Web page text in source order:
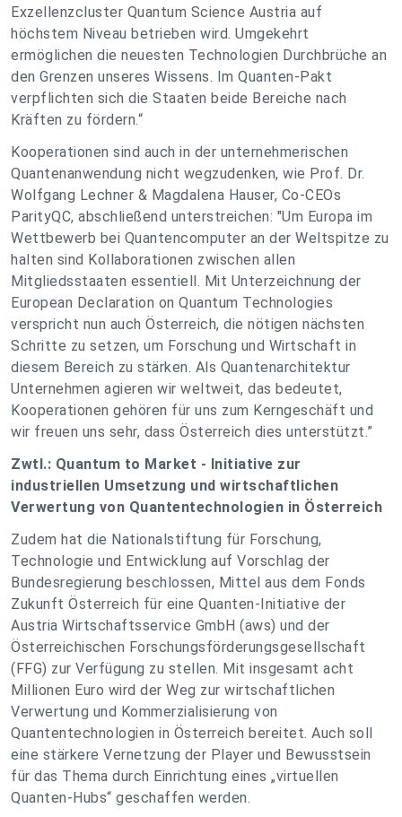
Exzellenzcluster Quantum Science Austria auf
höchstem Niveau betrieben wird. Umgekehrt
ermöglichen die neuesten Technologien Durchbrüche an
den Grenzen unseres Wissens. Im Quanten-Pakt
verpflichten sich die Staaten beide Bereiche nach
Kräften zu fördern.“
Kooperationen sind auch in der unternehmerischen
Quantenanwendung nicht wegzudenken, wie Prof. Dr.
Wolfgang Lechner & Magdalena Hauser, Co-CEOs
ParityQC, abschließend unterstreichen: "Um Europa im
Wettbewerb bei Quantencomputer an der Weltspitze zu
halten sind Kollaborationen zwischen allen
Mitgliedsstaaten essentiell. Mit Unterzeichnung der
European Declaration on Quantum Technologies
verspricht nun auch Österreich, die nötigen nächsten
Schritte zu setzen, um Forschung und Wirtschaft in
diesem Bereich zu stärken. Als Quantenarchitektur
Unternehmen agieren wir weltweit, das bedeutet,
Kooperationen gehören für uns zum Kerngeschäft und
wir freuen uns sehr, dass Österreich dies unterstützt.”
Zwtl.: Quantum to Market - Initiative zur
industriellen Umsetzung und wirtschaftlichen
Verwertung von Quantentechnologien in Österreich
Zudem hat die Nationalstiftung für Forschung,
Technologie und Entwicklung auf Vorschlag der
Bundesregierung beschlossen, Mittel aus dem Fonds
Zukunft Österreich für eine Quanten-Initiative der
Austria Wirtschaftsservice GmbH (aws) und der
Österreichischen Forschungsförderungsgesellschaft
(FFG) zur Verfügung zu stellen. Mit insgesamt acht
Millionen Euro wird der Weg zur wirtschaftlichen
Verwertung und Kommerzialisierung von
Quantentechnologien in Österreich bereitet. Auch soll
eine stärkere Vernetzung der Player und Bewusstsein
für das Thema durch Einrichtung eines „virtuellen
Quanten-Hubs“ geschaffen werden.